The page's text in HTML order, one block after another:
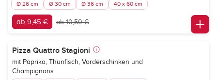
Ø 26 cm Ø 30 cm Ø 36 cm 40 x 60 cm
ab 9,45 € ab 10,50 €
Pizza Quattro Stagioni
mit Paprika, Thunfisch, Vorderschinken und
Champignons